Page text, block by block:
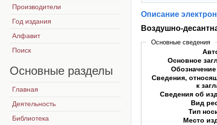
Описание
Воздушно-
Основные сведения
Основное
Сведения,
к
Сведения об
Вид
Тип
Место
Производители
Год издания
Алфавит
Поиск
Основные разделы
Главная
Деятельность
Библиотека